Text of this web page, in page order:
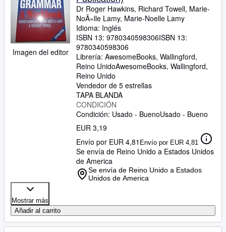
Imagen del editor
Dr Roger Hawkins, Richard Towell, Marie-
NoÃ«lle Lamy, Marie-Noelle Lamy
Idioma: Inglés
ISBN 13: 9780340598306ISBN 13:
9780340598306
Librería: AwesomeBooks, Wallingford,
Reino UnidoAwesomeBooks, Wallingford,
Reino Unido
Vendedor de 5 estrellas
TAPA BLANDA
CONDICIÓN
Condición: Usado - BuenoUsado - Bueno
EUR 3,19
Envío por EUR 4,81 Envío por EUR 4,81
Se envía de Reino Unido a Estados Unidos
de America
Se envía de Reino Unido a Estados
Unidos de America
Mostrar más
Añadir al carrito